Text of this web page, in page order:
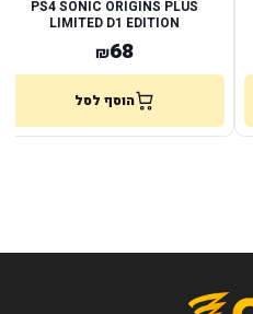
PS4 SONIC ORIGINS PLUS
LIMITED D1 EDITION
PLAYSTATION
₪68
הוסף לסל